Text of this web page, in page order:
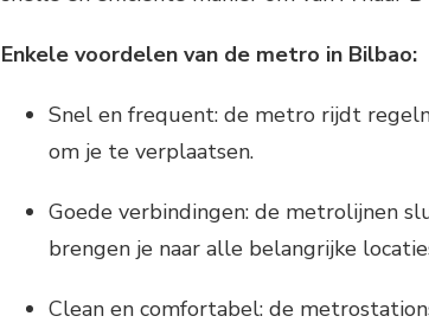
Enkele voordelen van de metro in Bilbao:
Snel en frequent: de metro rijdt
om je te verplaatsen.
Goede verbindingen: de metrolijnen
brengen je naar alle belangrijke
Clean en comfortabel: de